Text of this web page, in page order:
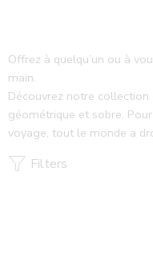
Offrez à quelqu’un ou à
main.
Découvrez notre
géométrique et sobre.
voyage, tout le monde a
Filters